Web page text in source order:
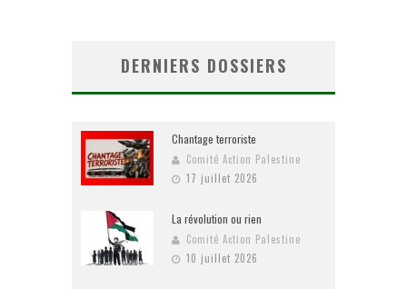
DERNIERS DOSSIERS
Chantage terroriste
Comité Action Palestine
17 juillet 2026
La révolution ou rien
Comité Action Palestine
10 juillet 2026